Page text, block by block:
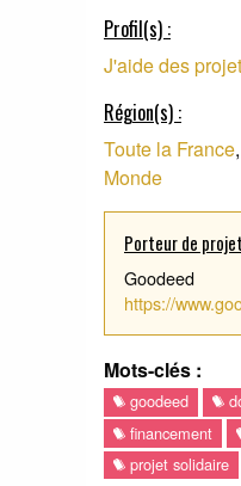
Profil(s) :
J'aide des
Région(s) :
Toute la France,
Monde
Porteur de
Goodeed
https://
Mots-clés :
goodeed
financement
projet solidaire